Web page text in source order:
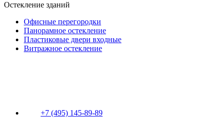
Остекление зданий
Офисные перегородки
Панорамное остекление
Пластиковые двери входные
Витражное остекление
+7 (495) 145-89-89